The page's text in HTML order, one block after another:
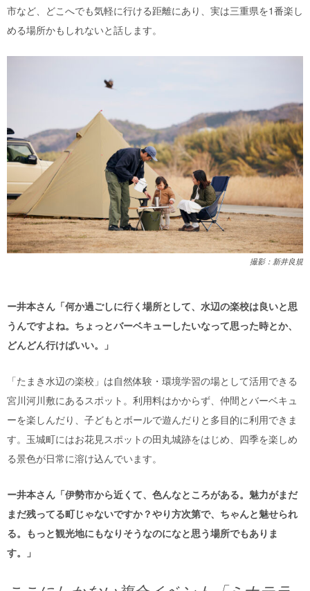
市など、どこへでも気軽に行ける距離にあり、実は三重県を1番楽し
める場所かもしれないと話します。
撮影：新井良規
ー井本さん「何か過ごしに行く場所として、水辺の楽校は良いと思
うんですよね。ちょっとバーベキューしたいなって思った時とか、
どんどん行けばいい。」
「たまき水辺の楽校」は自然体験・環境学習の場として活用できる
宮川河川敷にあるスポット。利用料はかからず、仲間とバーベキュ
ーを楽しんだり、子どもとボールで遊んだりと多目的に利用できま
す。玉城町にはお花見スポットの田丸城跡をはじめ、四季を楽しめ
る景色が日常に溶け込んでいます。
ー井本さん「伊勢市から近くて、色んなところがある。魅力がまだ
まだ残ってる町じゃないですか？やり方次第で、ちゃんと魅せられ
る。もっと観光地にもなりそうなのになと思う場所でもありま
す。」